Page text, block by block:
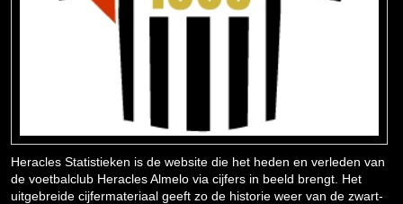
Heracles Statistieken is de website die het heden en verleden van
de voetbalclub Heracles Almelo via cijfers in beeld brengt. Het
uitgebreide cijfermateriaal geeft zo de historie weer van de zwart-